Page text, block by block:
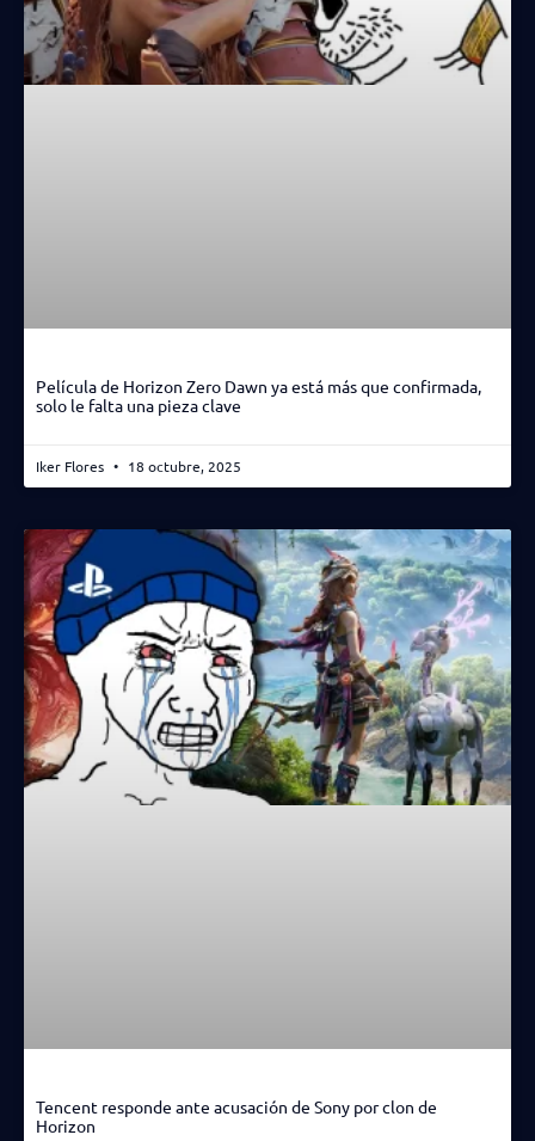
Película de Horizon Zero Dawn ya está más que confirmada,
solo le falta una pieza clave
Iker Flores 18 octubre, 2025
Tencent responde ante acusación de Sony por clon de
Horizon